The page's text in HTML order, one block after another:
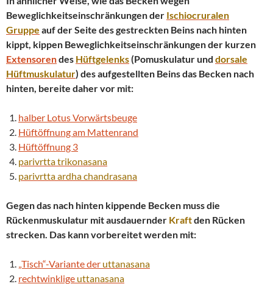
Beweglichkeitseinschränkungen der Ischiocruralen
Gruppe auf der Seite des gestreckten Beins nach hinten
kippt, kippen Beweglichkeitseinschränkungen der kurzen
Extensorendes Hüftgelenks(Pomuskulatur und dorsale
Hüftmuskulatur) des aufgestellten Beins das Becken nach
hinten, bereite daher vor mit:
halber Lotus Vorwärtsbeuge
Hüftöffnung am Mattenrand
Hüftöffnung 3
parivrttatrikonasana
parivrttaardha chandrasana
Gegen das nach hinten kippende Becken muss die
Rückenmuskulatur mit ausdauernder Kraftden Rücken
strecken. Das kann vorbereitet werden mit:
„Tisch“-Variante der uttanasana
rechtwinklige uttanasana